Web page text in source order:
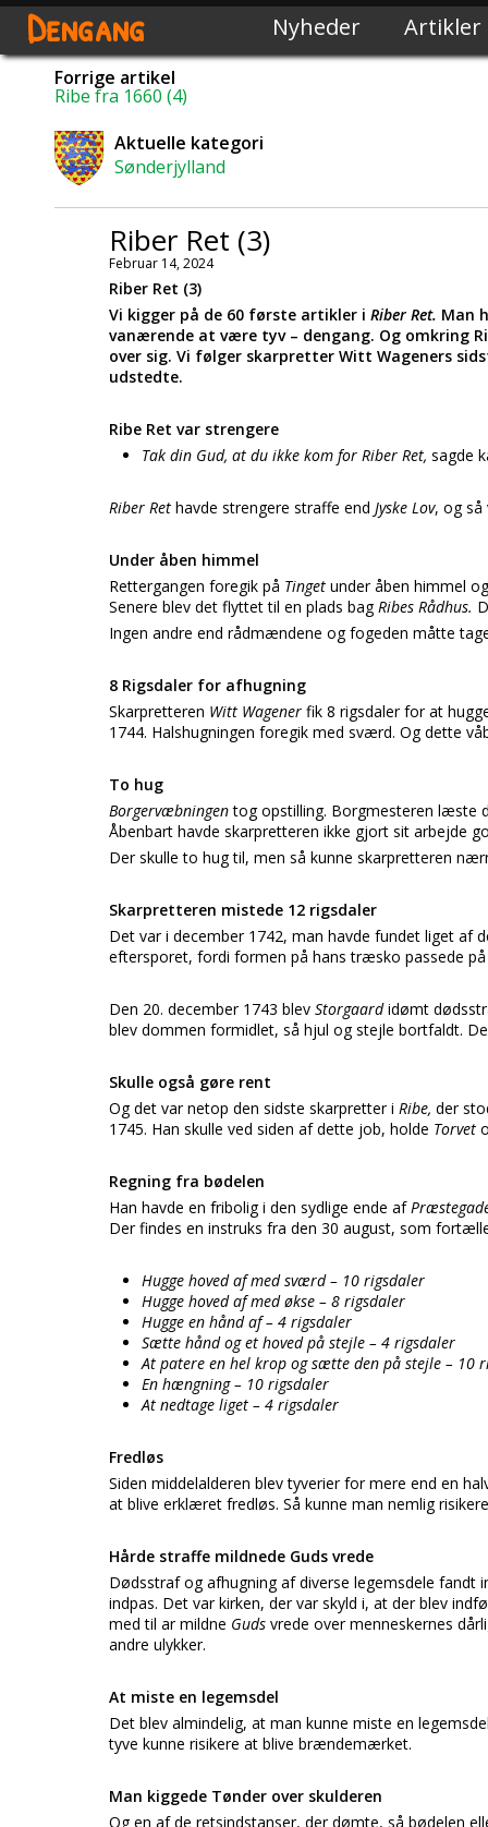
Dengang Nyheder Artikler
Forrige artikel
Ribe fra 1660 (4)
Aktuelle kategori
Sønderjylland
Riber Ret (3)
Februar 14, 2024
Riber Ret (3)
Vi kigger på de 60 første artikler i Riber Ret. Man
vanærende at være tyv – dengang. Og omkring
over sig. Vi følger skarpretter Witt Wageners
udstedte.
Ribe Ret var strengere
Tak din Gud, at du ikke kom for Riber Ret, sagde
Riber Ret havde strengere straffe end Jyske Lov, og så
Under åben himmel
Rettergangen foregik på Tinget under åben himmel
Senere blev det flyttet til en plads bagRibes Rådhus.
Ingen andre end rådmændene og fogeden måtte
8 Rigsdaler for afhugning
Skarpretteren Witt Wagener fik 8 rigsdaler for at
1744. Halshugningen foregik med sværd. Og dette
To hug
Borgervæbningentog opstilling. Borgmesteren læste
Åbenbart havde skarpretteren ikke gjort sit arbejde
Der skulle to hug til, men så kunne skarpretteren
Skarpretteren mistede 12 rigsdaler
Det var i december 1742, man havde fundet liget af
eftersporet, fordi formen på hans træsko passede
Den 20. december 1743 blev Storgaardidømt
blev dommen formidlet, så hjul og stejle bortfaldt.
Skulle også gøre rent
Og det var netop den sidste skarpretter i Ribe, der
1745. Han skulle ved siden af dette job, holde Torvet
Regning fra bødelen
Han havde en fribolig i den sydlige ende af
Der findes en instruks fra den 30 august, som
Hugge hoved af med sværd – 10 rigsdaler
Hugge hoved af med økse – 8 rigsdaler
Hugge en hånd af – 4 rigsdaler
Sætte hånd og et hoved på stejle – 4 rigsdaler
At patere en hel krop og sætte den på stejle – 10
En hængning – 10 rigsdaler
At nedtage liget – 4 rigsdaler
Fredløs
Siden middelalderen blev tyverier for mere end en
at blive erklæret fredløs. Så kunne man nemlig
Hårde straffe mildnede Guds vrede
Dødsstraf og afhugning af diverse legemsdele fandt
indpas. Det var kirken, der var skyld i, at der blev
med til ar mildne Guds vrede over menneskernes
andre ulykker.
At miste en legemsdel
Det blev almindelig, at man kunne miste en
tyve kunne risikere at blive brændemærket.
Man kiggede Tønder over skulderen
Og en af de retsindstanser, der dømte, så bødelen